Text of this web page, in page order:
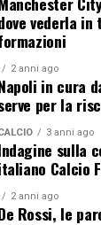
vederla in
2 anni ago
in cura
per la
3 anni ago
sulla
Calcio
2 anni ago
Rossi, le